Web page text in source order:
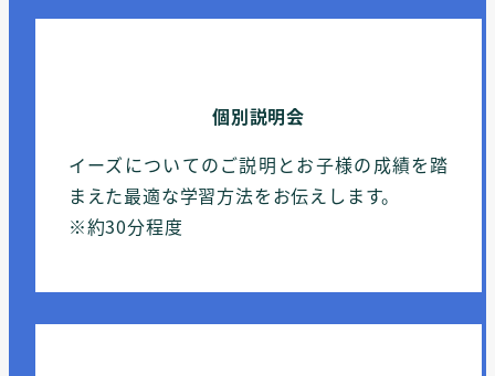
個別説明会
イーズについてのご説明とお子様の成績を踏
まえた最適な学習方法をお伝えします。
※約30分程度